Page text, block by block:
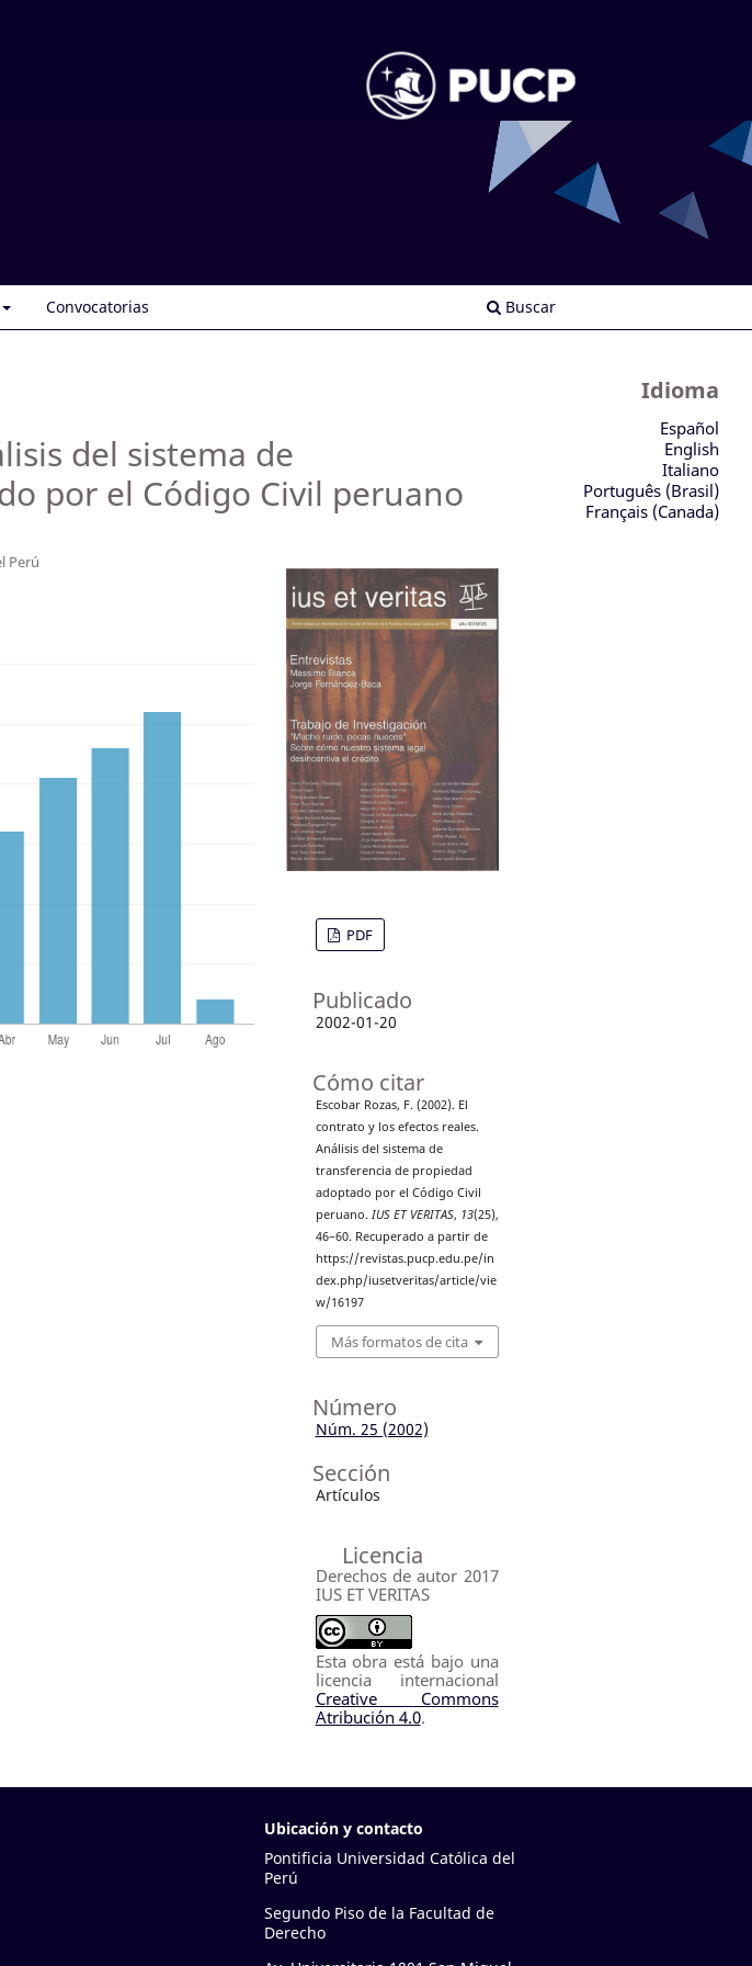
Convocatorias Buscar
del sistema de
por el Código Civil peruano
Perú
PDF
Publicado
2002-01-20
Cómo citar
Escobar Rozas, F. (2002). El
contrato y los efectos reales.
Análisis del sistema de
transferencia de propiedad
adoptado por el Código Civil
peruano. IUS ET VERITAS, 13(25),
46–60. Recuperado a partir de
https://revistas.pucp.edu.pe/in
dex.php/iusetveritas/article/vie
w/16197
Más formatos de cita
Número
Núm. 25 (2002)
Sección
Artículos
Licencia
Derechos de autor 2017
IUS ET VERITAS
Esta obra está bajo una
licencia internacional
Creative Commons
Atribución 4.0.
Idioma
Español
English
Italiano
Português (Brasil)
Français (Canada)
Ubicación y contacto
Pontificia Universidad Católica del
Perú
Segundo Piso de la Facultad de
Derecho